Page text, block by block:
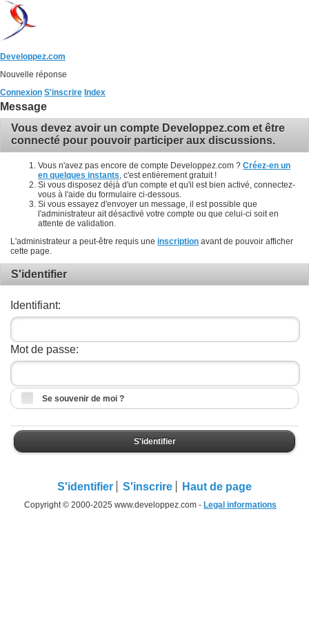
Developpez.com
Nouvelle réponse
Connexion S'inscrire Index
Message
Vous devez avoir un compte Developpez.com et être
connecté pour pouvoir participer aux discussions.
Vous n'avez pas encore de compte Developpez.com ? Créez-en un
en quelques instants , c'est entièrement gratuit !
Si vous disposez déjà d'un compte et qu'il est bien activé, connectez-
vous à l'aide du formulaire ci-dessous.
Si vous essayez d'envoyer un message, il est possible que
l'administrateur ait désactivé votre compte ou que celui-ci soit en
attente de validation.
L'administrateur a peut-être requis une inscription avant de pouvoir afficher
cette page.
S'identifier
Identifiant:
Mot de passe:
Se souvenir de moi ?
S'identifier
S'identifier S'inscrire Haut de page
Copyright © 2000-2025 www.developpez.com - Legal informations